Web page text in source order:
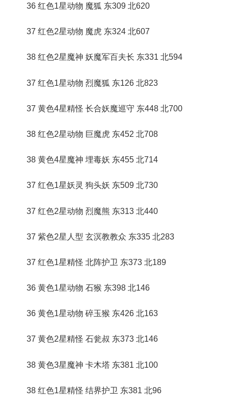
36 红色1星动物 魔狐 东309 北620
37 红色2星动物 魔虎 东324 北607
38 红色2星魔神 妖魔军百夫长 东331 北594
37 红色1星动物 烈魔狐 东126 北823
37 黄色4星精怪 长合妖魔巡守 东448 北700
38 红色2星动物 巨魔虎 东452 北708
38 黄色4星魔神 埋毒妖 东455 北714
37 红色1星妖灵 狗头妖 东509 北730
37 红色2星动物 烈魔熊 东313 北440
37 紫色2星人型 玄溟教教众 东335 北283
37 红色1星精怪 北阵护卫 东373 北189
36 黄色1星动物 石猴 东398 北146
36 黄色1星动物 碎玉猴 东426 北163
37 黄色2星精怪 石瓮叔 东373 北146
38 黄色3星魔神 卡木塔 东381 北100
38 红色1星精怪 结界护卫 东381 北96